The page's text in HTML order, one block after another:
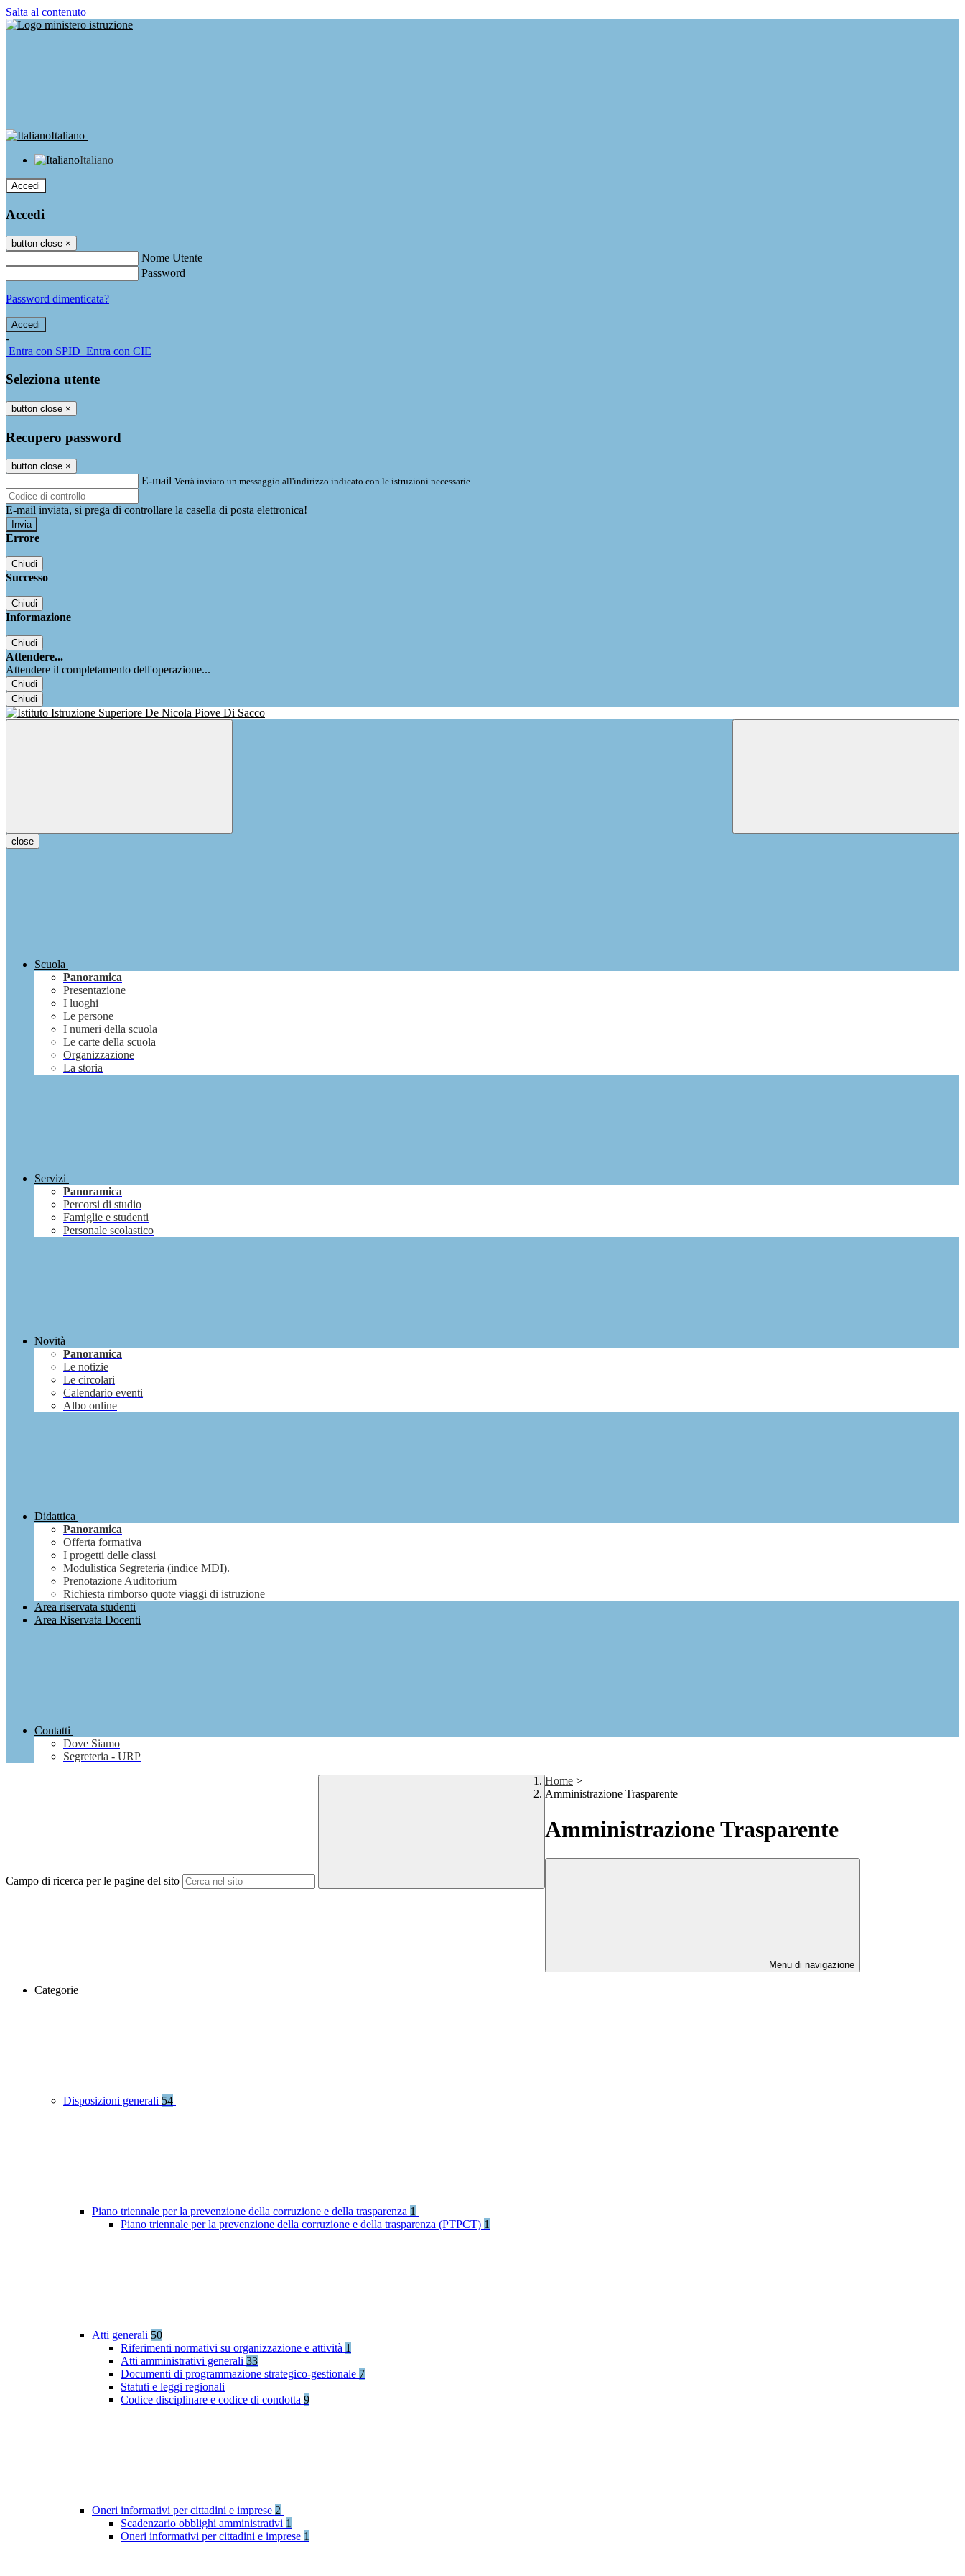
Salta al contenuto
Italiano
Italiano
Accedi
Accedi
button close ×
Nome Utente
Password
Password dimenticata?
-
Entra con SPID Entra con CIE
Seleziona utente
button close ×
Recupero password
button close ×
E-mail Verrà inviato un messaggio all'indirizzo indicato con le istruzioni necessarie.
E-mail inviata, si prega di controllare la casella di posta elettronica!
Errore
Chiudi
Successo
Chiudi
Informazione
Chiudi
Attendere...
Attendere il completamento dell'operazione...
Chiudi
Chiudi
close
Scuola
Panoramica
Presentazione
I luoghi
Le persone
I numeri della scuola
Le carte della scuola
Organizzazione
La storia
Servizi
Panoramica
Percorsi di studio
Famiglie e studenti
Personale scolastico
Novità
Panoramica
Le notizie
Le circolari
Calendario eventi
Albo online
Didattica
Panoramica
Offerta formativa
I progetti delle classi
Modulistica Segreteria (indice MDI).
Prenotazione Auditorium
Richiesta rimborso quote viaggi di istruzione
Area riservata studenti
Area Riservata Docenti
Contatti
Dove Siamo
Segreteria - URP
Campo di ricerca per le pagine del sito
Home >
Amministrazione Trasparente
Amministrazione Trasparente
Menu di navigazione
Categorie
Disposizioni generali 54
Piano triennale per la prevenzione della corruzione e della trasparenza 1
Piano triennale per la prevenzione della corruzione e della trasparenza (PTPCT) 1
Atti generali 50
Riferimenti normativi su organizzazione e attività 1
Atti amministrativi generali 33
Documenti di programmazione strategico-gestionale 7
Statuti e leggi regionali
Codice disciplinare e codice di condotta 9
Oneri informativi per cittadini e imprese 2
Scadenzario obblighi amministrativi 1
Oneri informativi per cittadini e imprese 1